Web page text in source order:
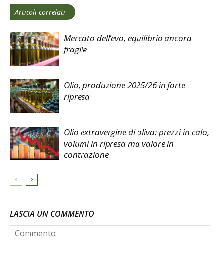
Articoli correlati
Mercato dell’evo, equilibrio ancora
fragile
Olio, produzione 2025/26 in forte
ripresa
Olio extravergine di oliva: prezzi in calo,
volumi in ripresa ma valore in
contrazione
LASCIA UN COMMENTO